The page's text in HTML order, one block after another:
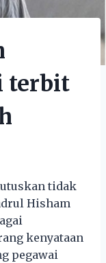
terbit
tidak
Hisham
kenyataan
pegawai